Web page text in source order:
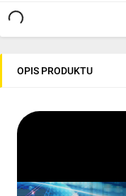
OPIS PRODUKTU